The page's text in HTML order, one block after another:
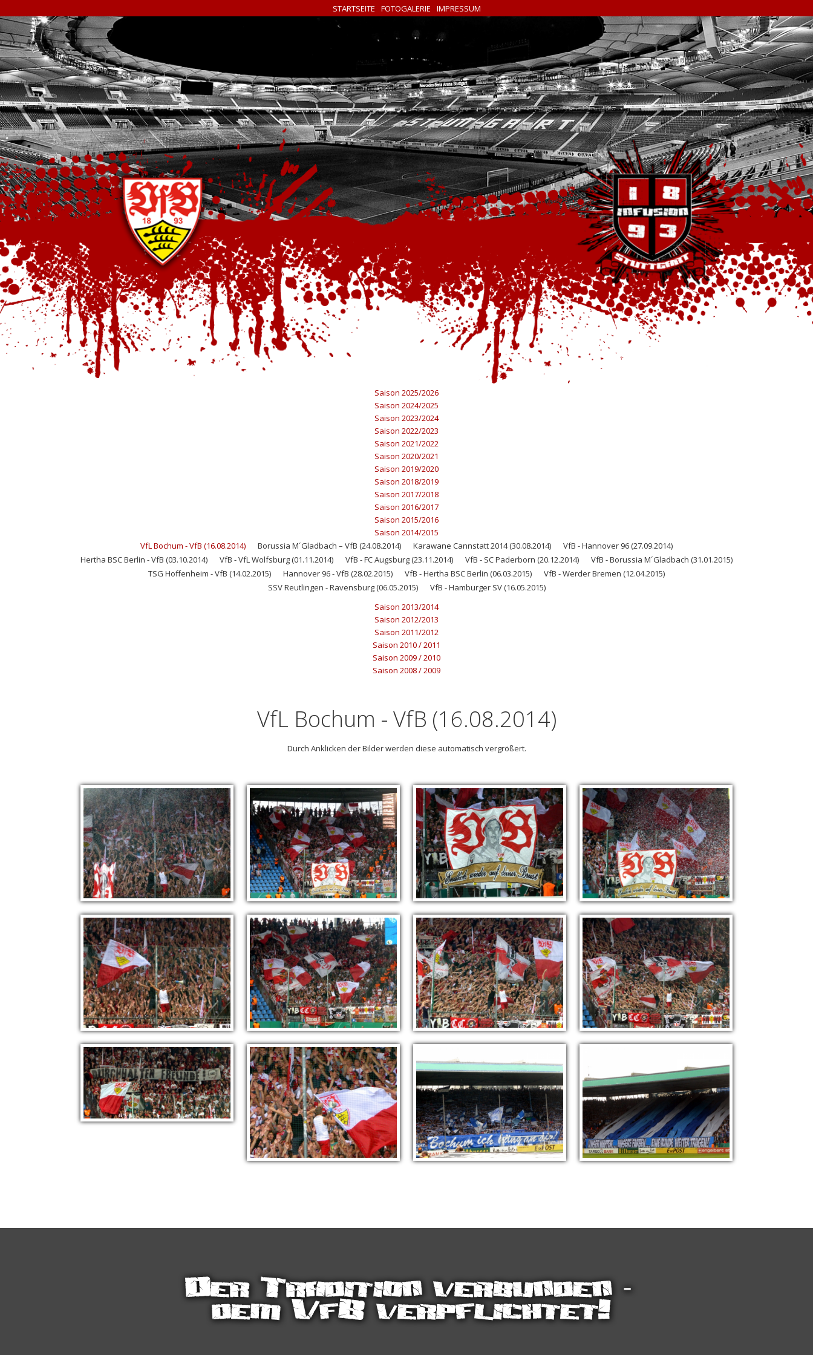
STARTSEITE FOTOGALERIE IMPRESSUM
Saison 2025/2026
Saison 2024/2025
Saison 2023/2024
Saison 2022/2023
Saison 2021/2022
Saison 2020/2021
Saison 2019/2020
Saison 2018/2019
Saison 2017/2018
Saison 2016/2017
Saison 2015/2016
Saison 2014/2015
VfL Bochum - VfB (16.08.2014)
Borussia M´Gladbach – VfB (24.08.2014) Karawane Cannstatt 2014 (30.08.2014)
VfB - Hannover 96 (27.09.2014)
Hertha BSC Berlin - VfB (03.10.2014)
VfB - VfL Wolfsburg (01.11.2014) VfB - FC Augsburg (23.11.2014) VfB - SC Paderborn (20.12.2014)
VfB - Borussia M´Gladbach (31.01.2015)
TSG Hoffenheim - VfB (14.02.2015)
Hannover 96 - VfB (28.02.2015) VfB - Hertha BSC Berlin (06.03.2015)
VfB - Werder Bremen (12.04.2015)
SSV Reutlingen - Ravensburg (06.05.2015)
VfB - Hamburger SV (16.05.2015)
Saison 2013/2014
Saison 2012/2013
Saison 2011/2012
Saison 2010 / 2011
Saison 2009 / 2010
Saison 2008 / 2009
VfL Bochum - VfB (16.08.2014)
Durch Anklicken der Bilder werden diese automatisch vergrößert.